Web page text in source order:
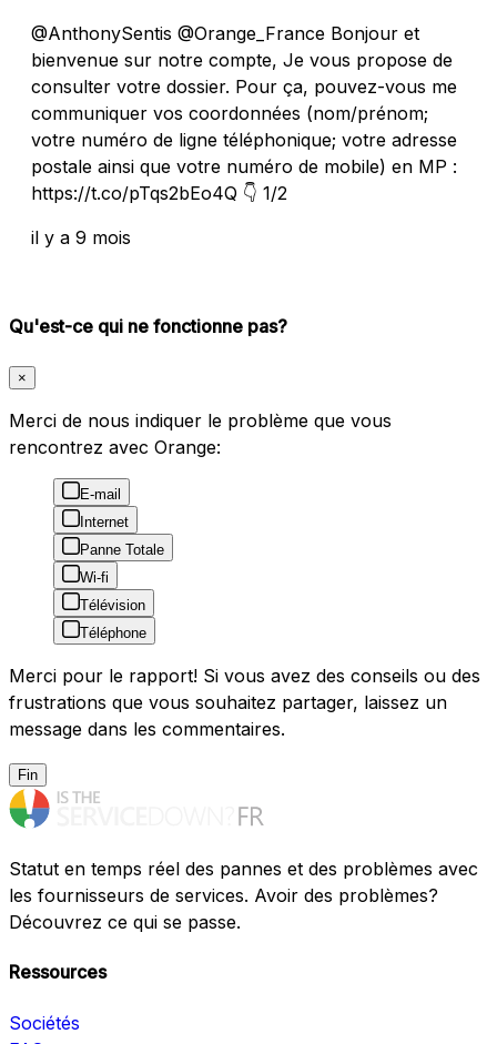
@AnthonySentis @Orange_France Bonjour et
bienvenue sur notre compte, Je vous propose de
consulter votre dossier. Pour ça, pouvez-vous me
communiquer vos coordonnées (nom/prénom;
votre numéro de ligne téléphonique; votre adresse
postale ainsi que votre numéro de mobile) en MP :
https://t.co/pTqs2bEo4Q 👇 1/2
il y a 9 mois
Qu'est-ce qui ne fonctionne pas?
×
Merci de nous indiquer le problème que vous
rencontrez avec Orange:
E-mail
Internet
Panne Totale
Wi-fi
Télévision
Téléphone
Merci pour le rapport! Si vous avez des conseils ou des
frustrations que vous souhaitez partager, laissez un
message dans les commentaires.
Fin
Statut en temps réel des pannes et des problèmes avec
les fournisseurs de services. Avoir des problèmes?
Découvrez ce qui se passe.
Ressources
Sociétés